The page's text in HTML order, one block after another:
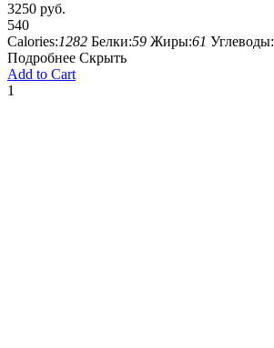
3250 руб.
540
Calories:1282 Белки:59 Жиры:61 Углеводы:
Подробнее Скрыть
Add to Cart
1